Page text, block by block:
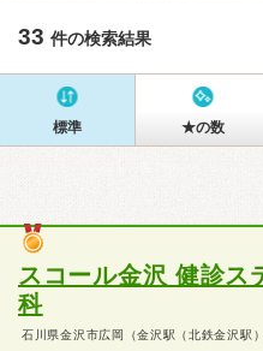
33 件の検索結果
標準 ★の数
スコール金沢 健診ス
科
石川県金沢市広岡（金沢駅（北鉄金沢駅